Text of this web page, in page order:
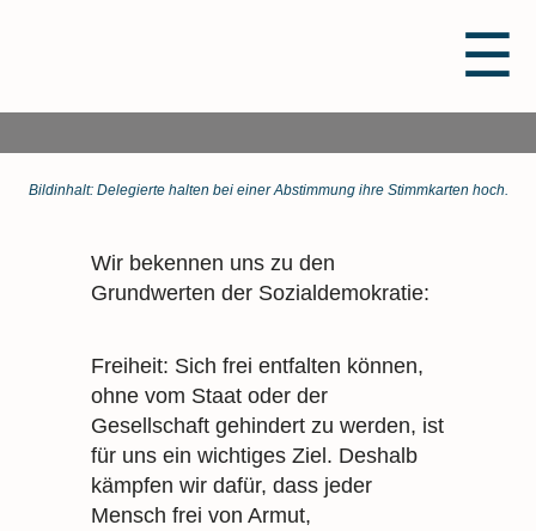
☰
Bildinhalt: Delegierte halten bei einer Abstimmung ihre Stimmkarten hoch.
Wir bekennen uns zu den
Grundwerten der Sozialdemokratie:
Freiheit: Sich frei entfalten können,
ohne vom Staat oder der
Gesellschaft gehindert zu werden, ist
für uns ein wichtiges Ziel. Deshalb
kämpfen wir dafür, dass jeder
Mensch frei von Armut,